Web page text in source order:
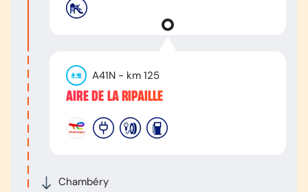
Chambéry
A41N - km 125
AIRE DE LA RIPAILLE